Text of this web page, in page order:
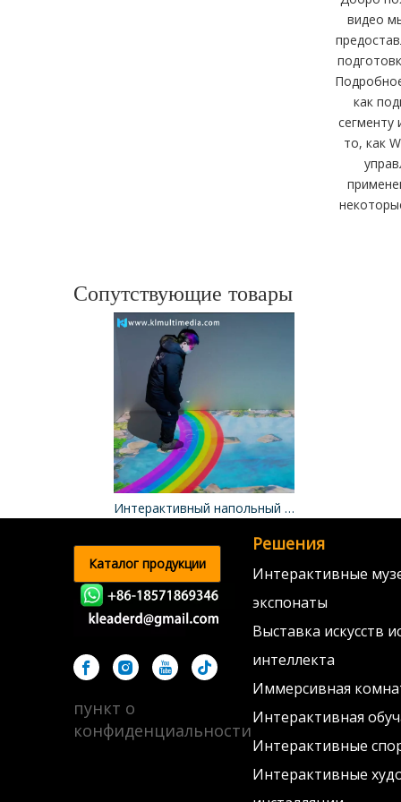
видео
как
сегменту
то, как
Сопутствующие товары
Интерактивный напольный проектор
Каталог продукции
пункт о
конфиденциальности
Решения
Интерактивные
экспонаты
Выставка искусств
интеллекта
Иммерсивная
Интерактивная
Интерактивные
Интерактивные